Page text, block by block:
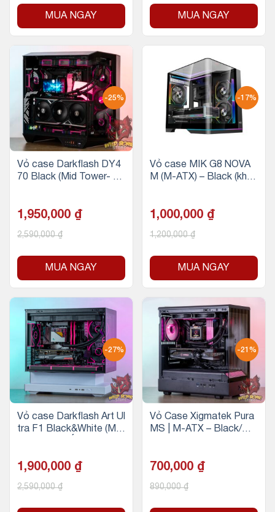
MUA NGAY MUA NGAY
-25%
Vỏ case Darkflash DY4
70 Black (Mid Tower- AT
1,950,000 ₫
2,590,000₫
MUA NGAY
-17%
Vỏ case MIK G8 NOVA
M (M-ATX) – Black (khôn
1,000,000 ₫
1,200,000₫
MUA NGAY
-27%
Vỏ case Darkflash Art Ul
tra F1 Black&White (M-
1,900,000 ₫
2,590,000₫
-21%
Vỏ Case Xigmatek Pura
MS | M-ATX – Black/Đe
700,000 ₫
890,000₫